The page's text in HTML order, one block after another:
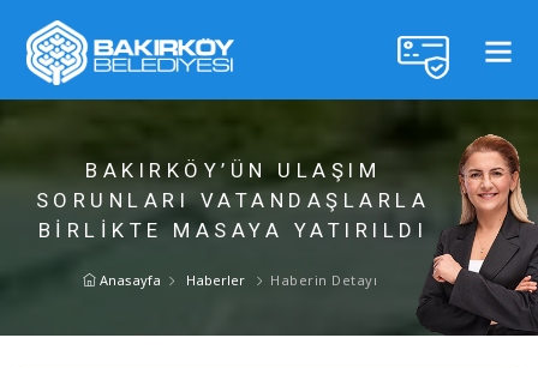
BAKIRKÖY’ÜN ULAŞIM
SORUNLARI VATANDAŞLARLA
BIRLIKTE MASAYA YATIRILDI
Anasayfa Haberler Haberin Detayı